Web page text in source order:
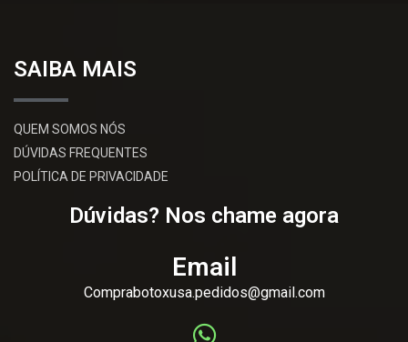
SAIBA MAIS
QUEM SOMOS NÓS
DÚVIDAS FREQUENTES
POLÍTICA DE PRIVACIDADE
Dúvidas? Nos chame agora
Email
Comprabotoxusa.pedidos@gmail.com